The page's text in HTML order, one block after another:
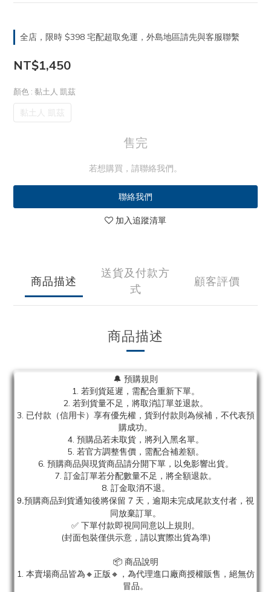
全店，限時 $398 宅配超取免運，外島地區請先與客服聯繫
NT$1,450
顏色 : 黏土人 凱茲
黏土人 凱茲
售完
若想購買，請聯絡我們。
聯絡我們
加入追蹤清單
商品描述
送貨及付款方
式
顧客評價
商品描述
🔔 預購規則
1. 若到貨延遲，需配合重新下單。
2. 若到貨量不足，將取消訂單並退款。
3. 已付款（信用卡）享有優先權，貨到付款則為候補，不代表預
購成功。
4. 預購品若未取貨，將列入黑名單。
5. 若官方調整售價，需配合補差額。
6. 預購商品與現貨商品請分開下單，以免影響出貨。
7. 訂金訂單若分配數量不足，將全額退款。
8. 訂金取消不退。
9.預購商品到貨通知後將保留 7 天，逾期未完成尾款支付者，視
同放棄訂單。
✅ 下單付款即視同同意以上規則。
(封面包裝僅供示意，請以實際出貨為準)
📦 商品說明
1. 本賣場商品皆為🔸正版🔸，為代理進口廠商授權販售，絕無仿
冒品。